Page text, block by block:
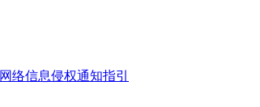
网络信息侵权通知指引